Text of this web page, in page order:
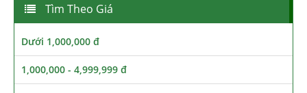
Tìm Theo Giá
Dưới 1,000,000 đ
1,000,000 - 4,999,999 đ